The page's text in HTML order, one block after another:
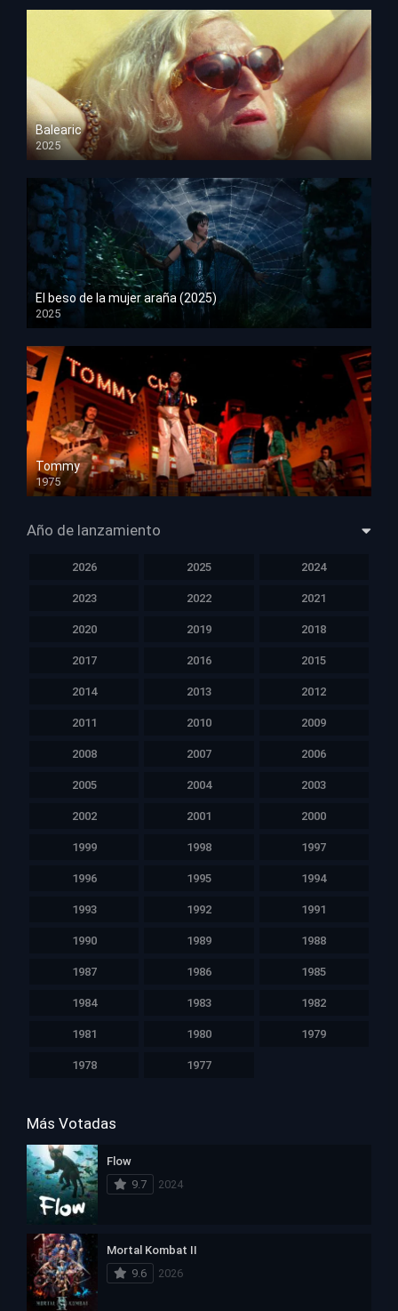
Balearic
2025
HD 1080p
El beso de la mujer araña (2025)
2025
HD 1080p
Tommy
1975
HD 1080p
Año de lanzamiento
2026 2025 2024
2023 2022 2021
2020 2019 2018
2017 2016 2015
2014 2013 2012
2011 2010 2009
2008 2007 2006
2005 2004 2003
2002 2001 2000
1999 1998 1997
1996 1995 1994
1993 1992 1991
1990 1989 1988
1987 1986 1985
1984 1983 1982
1981 1980 1979
1978 1977
Más Votadas
Flow
9.7
2024
Mortal Kombat II
9.6
2026